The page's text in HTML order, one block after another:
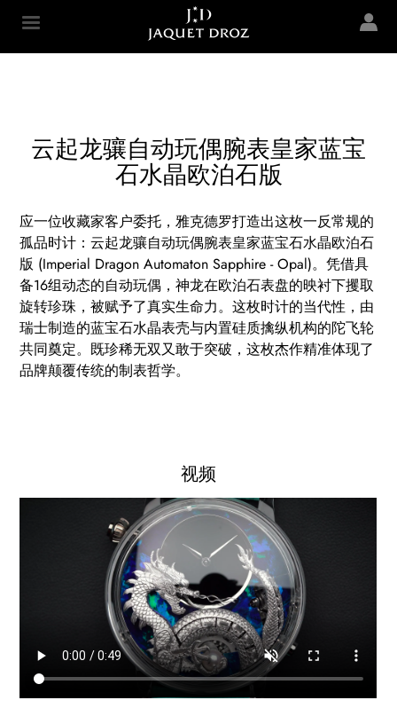
content
Jaquet Droz
云起龙骧自动玩偶腕表皇家蓝宝
石水晶欧泊石版
应一位收藏家客户委托，雅克德罗打造出这枚一反常规的
孤品时计：云起龙骧自动玩偶腕表皇家蓝宝石水晶欧泊石
版 (Imperial Dragon Automaton Sapphire - Opal)。凭借具
备16组动态的自动玩偶，神龙在欧泊石表盘的映衬下攫取
旋转珍珠，被赋予了真实生命力。这枚时计的当代性，由
瑞士制造的蓝宝石水晶表壳与内置硅质擒纵机构的陀飞轮
共同奠定。既珍稀无双又敢于突破，这枚杰作精准体现了
品牌颠覆传统的制表哲学。
视频